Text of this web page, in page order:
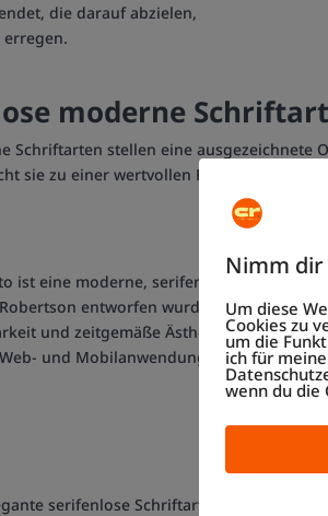
die darauf abzielen,
moderne
Schriftarten stellen eine
sie zu einer wertvollen Ressource für
ist eine moderne, serifenlose Schrift, die
entworfen wurde. Sie ist
und zeitgemäße Ästhetik, was sie zu
und Mobilanwendungen macht.
serifenlose Schriftart, die
Nimm dir
Um diese
Cookies zu
um die
ich für
wenn du die